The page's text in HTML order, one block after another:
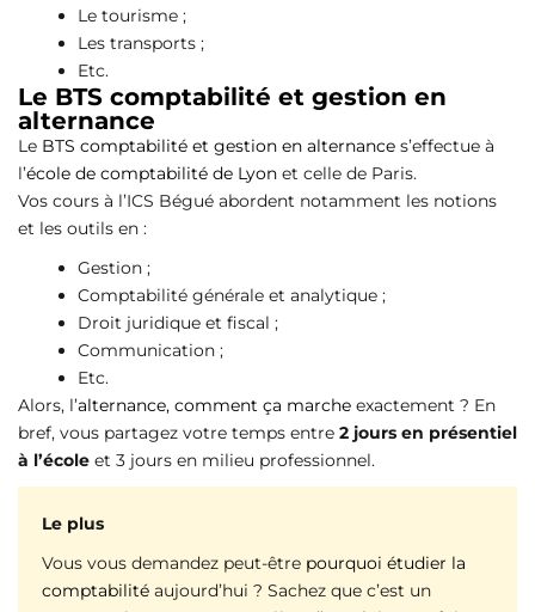
Le tourisme ;
Les transports ;
Etc.
Le BTS comptabilité et gestion en
alternance
Le BTS comptabilité et gestion en alternance s’effectue à
l’école de comptabilité de Lyon et celle de Paris.
Vos cours à l’ICS Bégué abordent notamment les notions
et les outils en :
Gestion ;
Comptabilité générale et analytique ;
Droit juridique et fiscal ;
Communication ;
Etc.
Alors, l’alternance, comment ça marche exactement ? En
bref, vous partagez votre temps entre 2 jours en présentiel
à l’école et 3 jours en milieu professionnel.
Le plus
Vous vous demandez peut-être pourquoi étudier la
comptabilité aujourd’hui ? Sachez que c’est un